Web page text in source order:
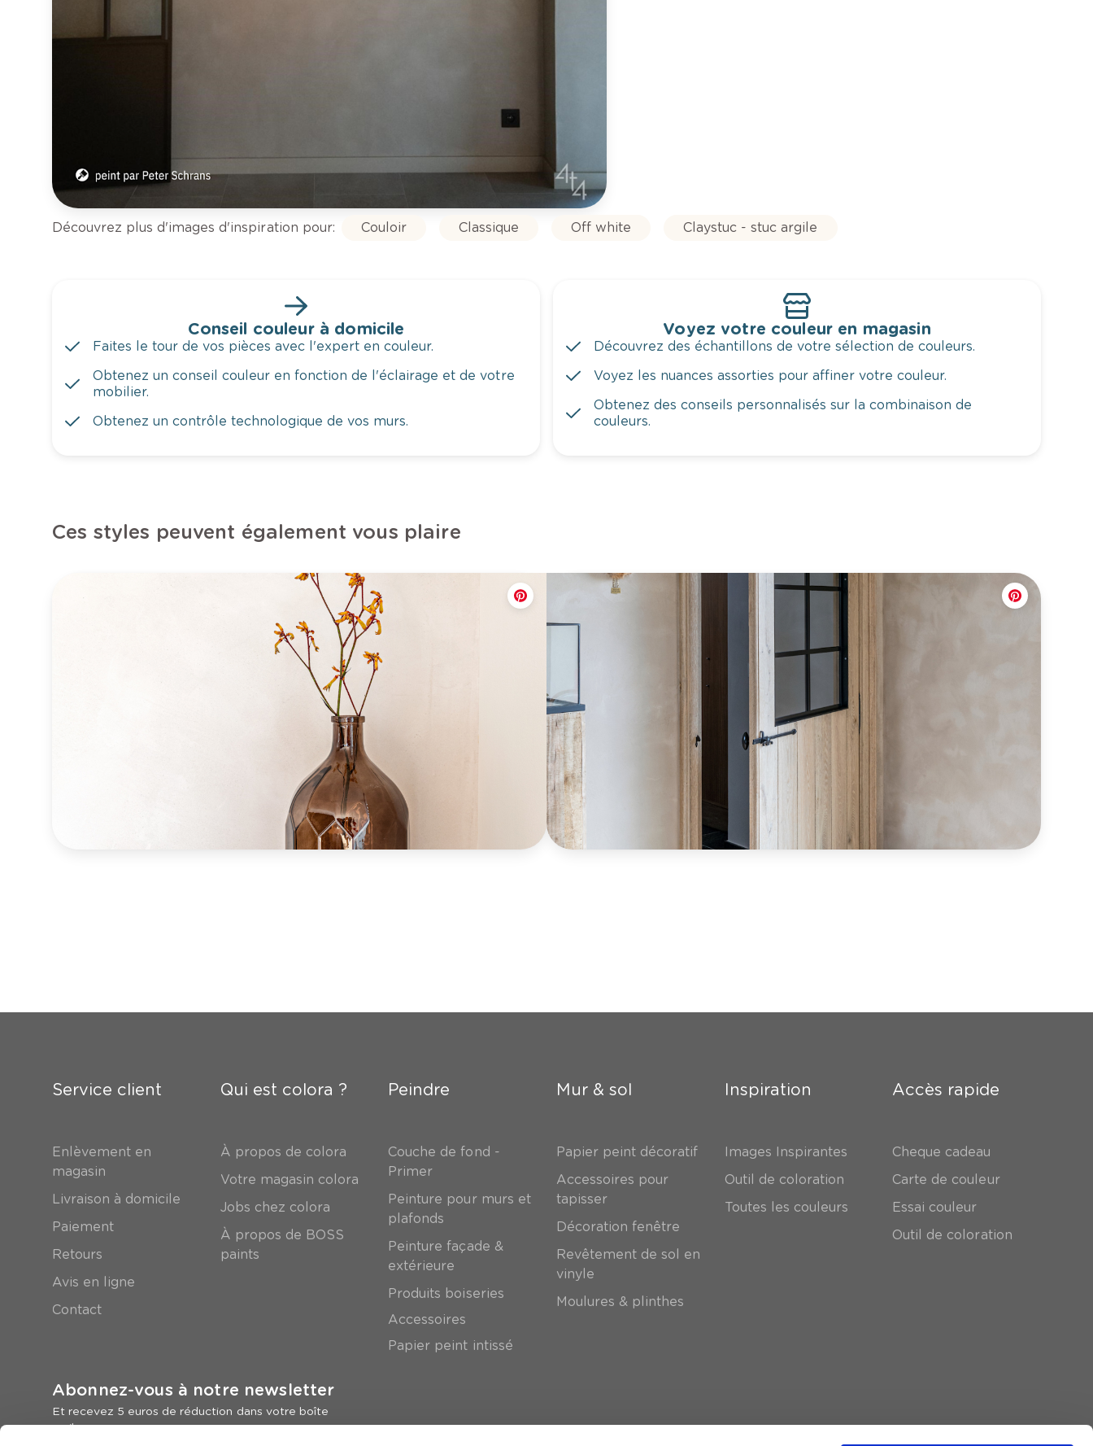
Découvrez plus d'images d'inspiration pour: Couloir Classique Off white Claystuc - stuc argile
Conseil couleur à domicile
Faites le tour de vos pièces avec l'expert en couleur.
Obtenez un conseil couleur en fonction de l'éclairage et de votre
mobilier.
Obtenez un contrôle technologique de vos murs.
Voyez votre couleur en magasin
Découvrez des échantillons de votre sélection de couleurs.
Voyez les nuances assorties pour affiner votre couleur.
Obtenez des conseils personnalisés sur la combinaison de
couleurs.
Ces styles peuvent également vous plaire
Service client
Enlèvement en
magasin
Livraison à domicile
Paiement
Retours
Avis en ligne
Contact
Qui est colora ?
À propos de colora
Votre magasin colora
Jobs chez colora
À propos de BOSS
paints
Peindre
Couche de fond -
Primer
Peinture pour murs et
plafonds
Peinture façade &
extérieure
Produits boiseries
Accessoires
Papier peint intissé
Mur & sol
Papier peint décoratif
Accessoires pour
tapisser
Décoration fenêtre
Revêtement de sol en
vinyle
Moulures & plinthes
Inspiration
Images Inspirantes
Outil de coloration
Toutes les couleurs
Accès rapide
Cheque cadeau
Carte de couleur
Essai couleur
Outil de coloration
Abonnez-vous à notre newsletter
Et recevez 5 euros de réduction dans votre boîte
mail